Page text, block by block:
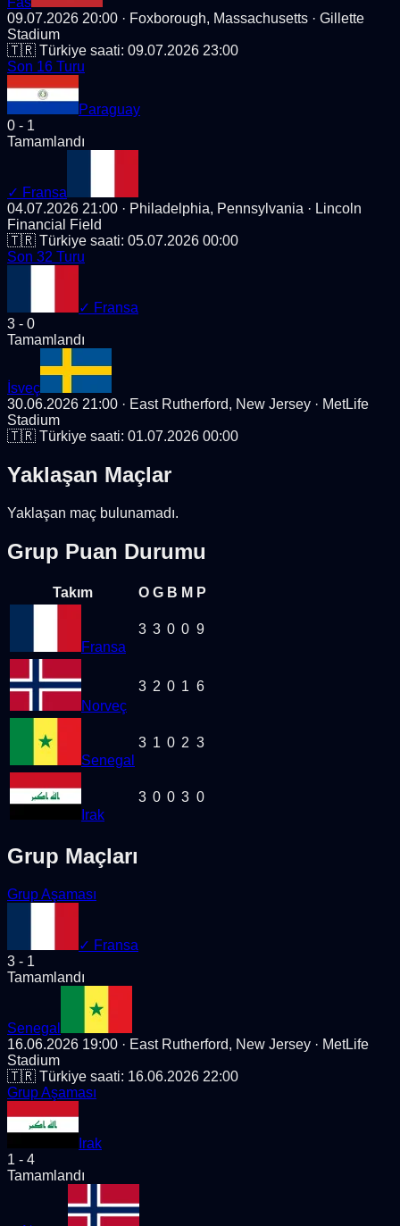
09.07.2026 20:00 · Foxborough, Massachusetts · Gillette
Stadium
🇹🇷 Türkiye saati: 09.07.2026 23:00
Son 16 Turu
Paraguay
0 - 1
Tamamlandı
✓ Fransa
04.07.2026 21:00 · Philadelphia, Pennsylvania · Lincoln
Financial Field
🇹🇷 Türkiye saati: 05.07.2026 00:00
Son 32 Turu
✓ Fransa
3 - 0
Tamamlandı
İsveç
30.06.2026 21:00 · East Rutherford, New Jersey · MetLife
Stadium
🇹🇷 Türkiye saati: 01.07.2026 00:00
Yaklaşan Maçlar
Yaklaşan maç bulunamadı.
Grup Puan Durumu
Takım O G B M P
Fransa
3 3 0 0 9
Norveç
3 2 0 1 6
Senegal
3 1 0 2 3
Irak
3 0 0 3 0
Grup Maçları
Grup Aşaması
✓ Fransa
3 - 1
Tamamlandı
Senegal
16.06.2026 19:00 · East Rutherford, New Jersey · MetLife
Stadium
🇹🇷 Türkiye saati: 16.06.2026 22:00
Grup Aşaması
Irak
1 - 4
Tamamlandı